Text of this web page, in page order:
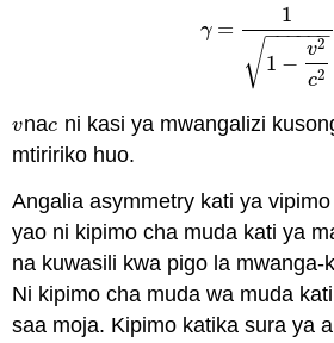
γ =
1
1 −
v2
c2
− −
−−−−
√
γ= 11−v2c2
v
vnac
c ni kasi ya mwangalizi
mtiririko huo.
Angalia asymmetry kati ya
yao ni kipimo cha muda kati ya
na kuwasili kwa pigo la mwanga-
Ni kipimo cha muda wa muda
saa moja. Kipimo katika sura ya